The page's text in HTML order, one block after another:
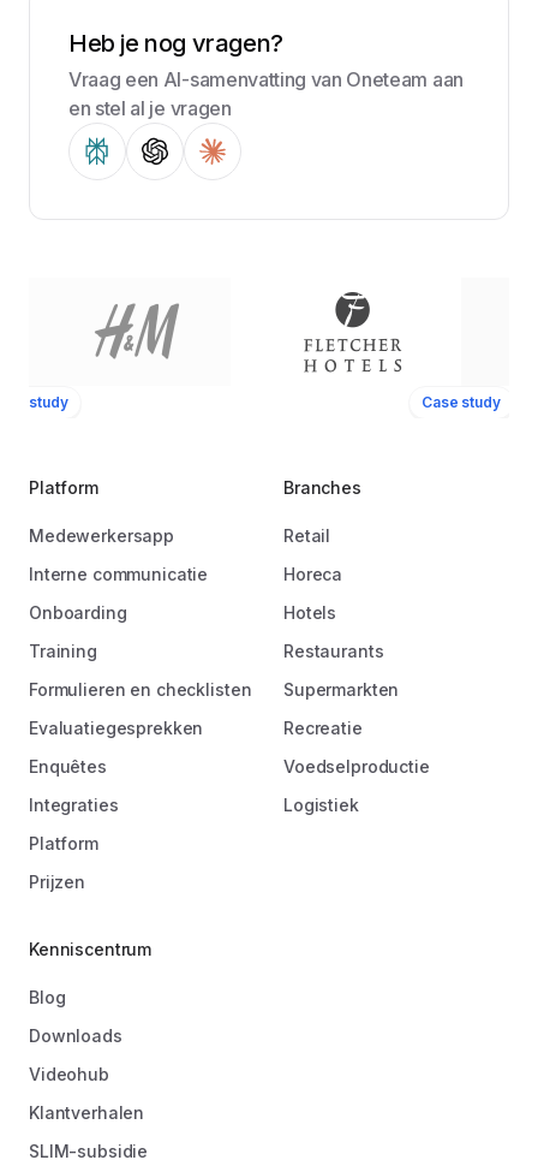
Heb je nog vragen?
Vraag een AI-samenvatting van Oneteam aan
en stel al je vragen
study Case study
Platform
Medewerkersapp
Interne communicatie
Onboarding
Training
Formulieren en checklisten
Evaluatiegesprekken
Enquêtes
Integraties
Platform
Prijzen
Branches
Retail
Horeca
Hotels
Restaurants
Supermarkten
Recreatie
Voedselproductie
Logistiek
Kenniscentrum
Blog
Downloads
Videohub
Klantverhalen
SLIM-subsidie